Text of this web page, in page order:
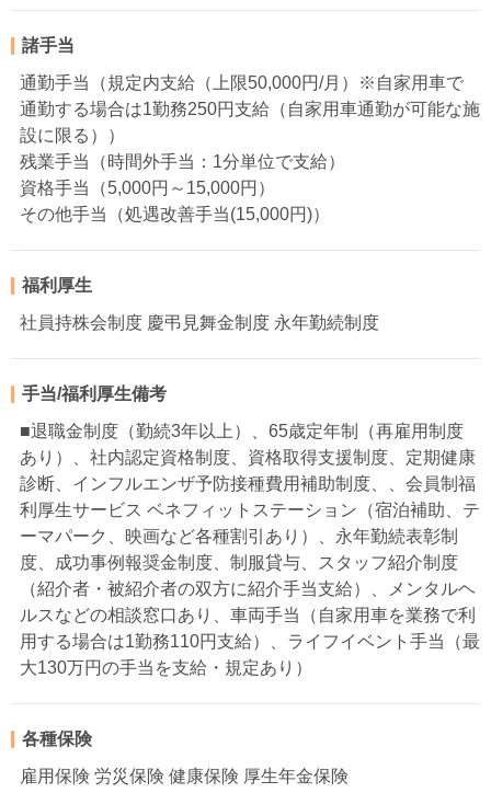
諸手当
通勤手当（規定内支給（上限50,000円/月）※自家用車で
通勤する場合は1勤務250円支給（自家用車通勤が可能な施
設に限る））
残業手当（時間外手当：1分単位で支給）
資格手当（5,000円～15,000円）
その他手当（処遇改善手当(15,000円)）
福利厚生
社員持株会制度 慶弔見舞金制度 永年勤続制度
手当/福利厚生備考
■退職金制度（勤続3年以上）、65歳定年制（再雇用制度
あり）、社内認定資格制度、資格取得支援制度、定期健康
診断、インフルエンザ予防接種費用補助制度、、会員制福
利厚生サービス ベネフィットステーション（宿泊補助、テ
ーマパーク、映画など各種割引あり）、永年勤続表彰制
度、成功事例報奨金制度、制服貸与、スタッフ紹介制度
（紹介者・被紹介者の双方に紹介手当支給）、メンタルヘ
ルスなどの相談窓口あり、車両手当（自家用車を業務で利
用する場合は1勤務110円支給）、ライフイベント手当（最
大130万円の手当を支給・規定あり）
各種保険
雇用保険 労災保険 健康保険 厚生年金保険